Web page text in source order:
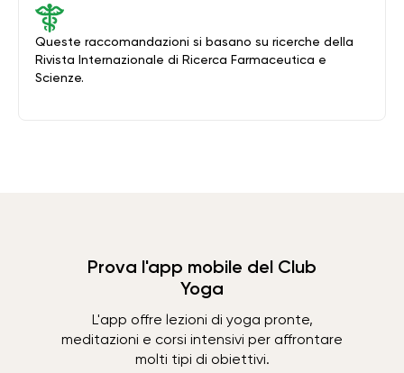
Queste raccomandazioni si basano su ricerche della
Rivista Internazionale di Ricerca Farmaceutica e
Scienze.
Prova l'app mobile del Club
Yoga
L'app offre lezioni di yoga pronte,
meditazioni e corsi intensivi per affrontare
molti tipi di obiettivi.